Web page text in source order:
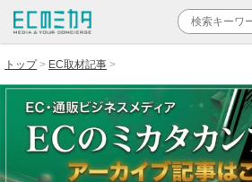
トップ EC取材記事